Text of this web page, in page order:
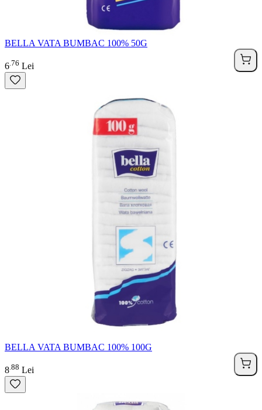
BELLA VATA BUMBAC 100% 50G
6 76 Lei
BELLA VATA BUMBAC 100% 100G
8 88 Lei